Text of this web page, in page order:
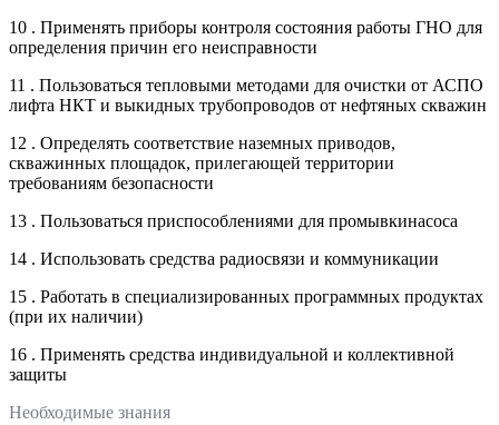
10 . Применять приборы контроля состояния работы ГНО для
определения причин его неисправности
11 . Пользоваться тепловыми методами для очистки от АСПО
лифта НКТ и выкидных трубопроводов от нефтяных скважин
12 . Определять соответствие наземных приводов,
скважинных площадок, прилегающей территории
требованиям безопасности
13 . Пользоваться приспособлениями для промывкинасоса
14 . Использовать средства радиосвязи и коммуникации
15 . Работать в специализированных программных продуктах
(при их наличии)
16 . Применять средства индивидуальной и коллективной
защиты
Необходимые знания